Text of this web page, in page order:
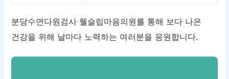
분당수면다원검사 웰슬립마음의원를 통해 보다 나은
건강을 위해 날마다 노력하는 여러분을 응원합니다.